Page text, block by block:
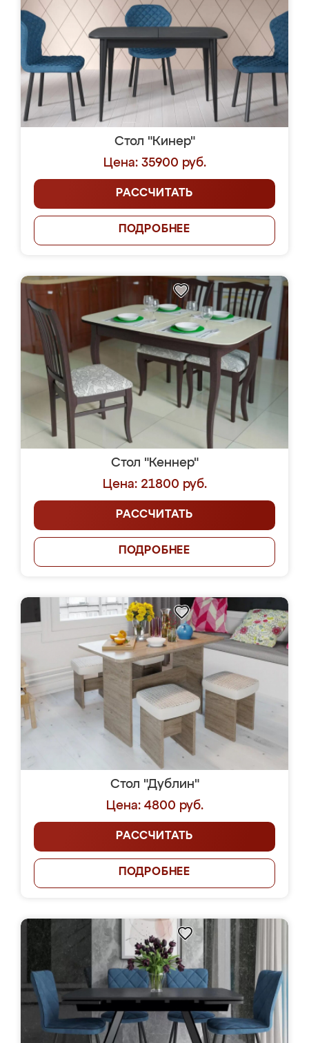
Стол "Кинер"
Цена: 35900 руб.
РАССЧИТАТЬ
ПОДРОБНЕЕ
Стол "Кеннер"
Цена: 21800 руб.
РАССЧИТАТЬ
ПОДРОБНЕЕ
Стол "Дублин"
Цена: 4800 руб.
РАССЧИТАТЬ
ПОДРОБНЕЕ